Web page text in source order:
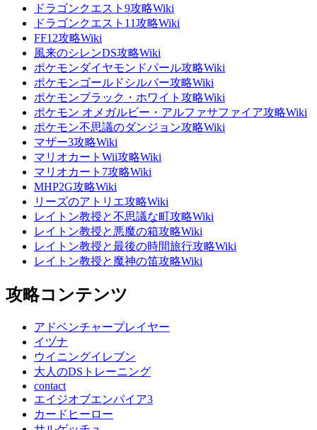
ドラゴンクエスト9攻略Wiki
ドラゴンクエスト11攻略Wiki
FF12攻略Wiki
風来のシレンDS攻略Wiki
ポケモンダイヤモンドパール攻略Wiki
ポケモンゴールドシルバー攻略Wiki
ポケモンブラック・ホワイト攻略Wiki
ポケモン オメガルビー・アルファサファイア攻略Wiki
ポケモン不思議のダンジョン攻略Wiki
マザー3攻略Wiki
マリオカートWii攻略Wiki
マリオカート7攻略Wiki
MHP2G攻略Wiki
リーズのアトリエ攻略Wiki
レイトン教授と不思議な町攻略Wiki
レイトン教授と悪魔の箱攻略Wiki
レイトン教授と最後の時間旅行攻略Wiki
レイトン教授と魔神の笛攻略Wiki
攻略コンテンツ
アドベンチャープレイヤー
イヅナ
ウイニングイレブン
大人のDSトレーニング
contact
エイジオブエンパイア3
カードヒーロー